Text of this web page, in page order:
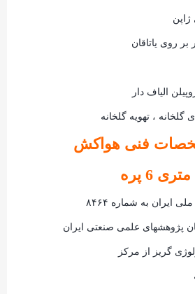
روی یاتاقان
الیاف دار
، تهویه گلخانه
فنی هواکش
ایران به شماره ۸۴۶۴
پژوهشهای علمی صنعتی ایران
گریز از مرکز